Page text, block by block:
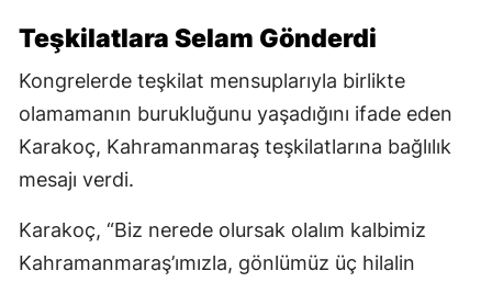
Teşkilatlara Selam Gönderdi
Kongrelerde teşkilat mensuplarıyla birlikte
olamamanın burukluğunu yaşadığını ifade eden
Karakoç, Kahramanmaraş teşkilatlarına bağlılık
mesajı verdi.
Karakoç, “Biz nerede olursak olalım kalbimiz
Kahramanmaraş’ımızla, gönlümüz üç hilalin